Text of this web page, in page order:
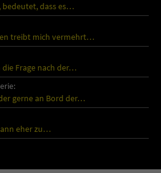
bedeutet, dass es…
treibt mich vermehrt…
Frage nach der…
gerne an Bord der…
eher zu…